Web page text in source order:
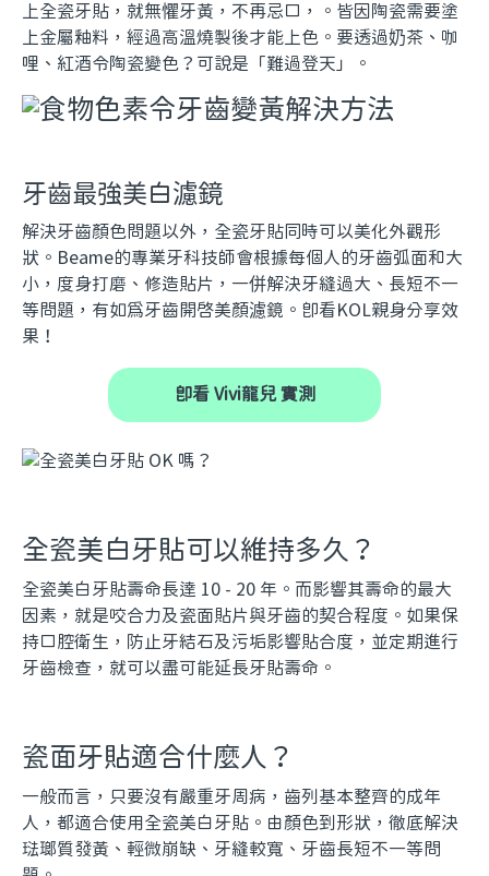
上全瓷牙貼，就無懼牙黃，不再忌口，。皆因陶瓷需要塗
上金屬釉料，經過高溫燒製後才能上色。要透過奶茶、咖
哩、紅酒令陶瓷變色？可說是「難過登天」。
牙齒最強美白濾鏡
解決牙齒顏色問題以外，全瓷牙貼同時可以美化外觀形
狀。Beame的專業牙科技師會根據每個人的牙齒弧面和大
小，度身打磨、修造貼片，一併解決牙縫過大、長短不一
等問題，有如為牙齒開啟美顏濾鏡。即看KOL親身分享效
果！
即看 Vivi龍兒 實測
全瓷美白牙貼可以維持多久？
全瓷美白牙貼壽命長達 10 - 20 年。而影響其壽命的最大
因素，就是咬合力及瓷面貼片與牙齒的契合程度。如果保
持口腔衛生，防止牙結石及污垢影響貼合度，並定期進行
牙齒檢查，就可以盡可能延長牙貼壽命。
瓷面牙貼適合什麼人？
一般而言，只要沒有嚴重牙周病，齒列基本整齊的成年
人，都適合使用全瓷美白牙貼。由顏色到形狀，徹底解決
琺瑯質發黃、輕微崩缺、牙縫較寬、牙齒長短不一等問